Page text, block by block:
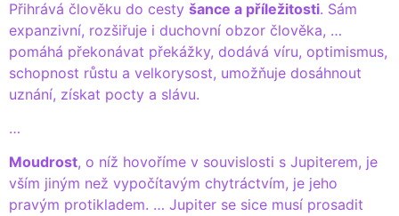
Přihrává člověku do cesty šance a příležitosti. Sám
expanzivní, rozšiřuje i duchovní obzor člověka, …
pomáhá překonávat překážky, dodává víru, optimismus,
schopnost růstu a velkorysost, umožňuje dosáhnout
uznání, získat pocty a slávu.
…
Moudrost, o níž hovoříme v souvislosti s Jupiterem, je
vším jiným než vypočítavým chytráctvím, je jeho
pravým protikladem. … Jupiter se sice musí prosadit